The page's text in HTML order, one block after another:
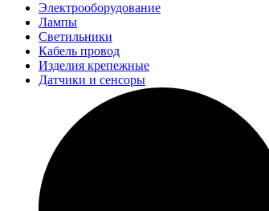
Электрооборудование
Лампы
Светильники
Кабель провод
Изделия крепежные
Датчики и сенсоры